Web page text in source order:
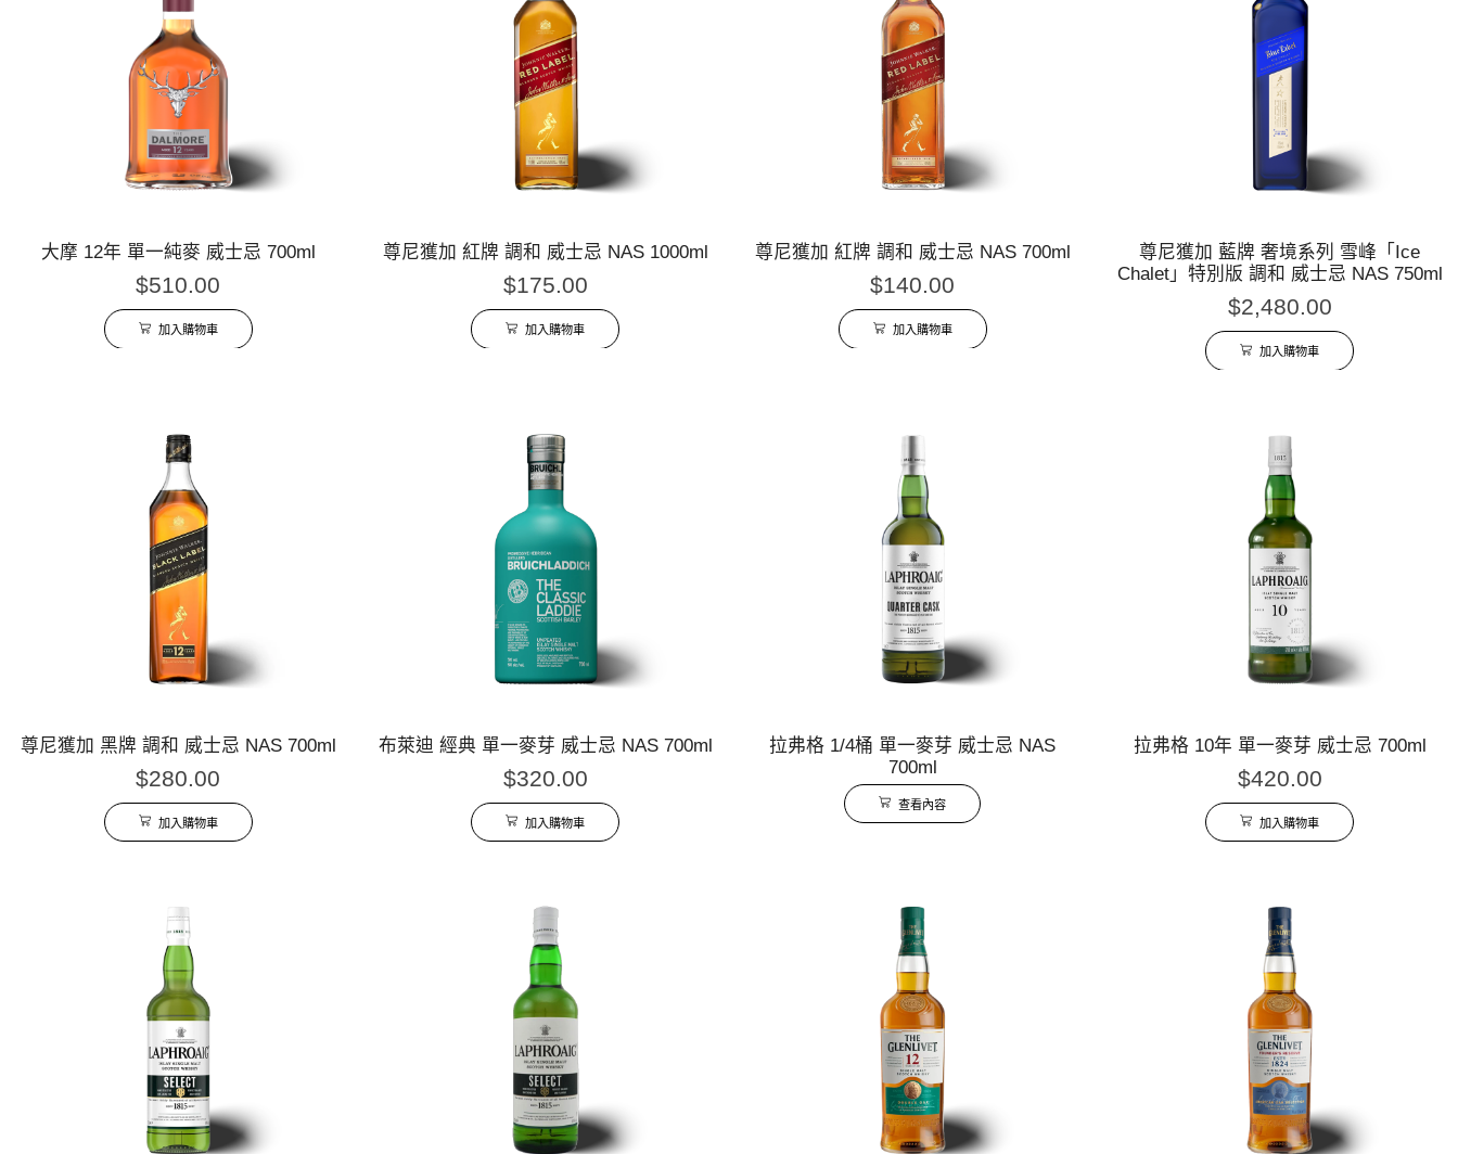
大摩 12年 單一純麥 威士忌 700ml
$510.00
加入購物車
尊尼獲加 紅牌 調和 威士忌 NAS 1000ml
$175.00
加入購物車
尊尼獲加 紅牌 調和 威士忌 NAS 700ml
$140.00
加入購物車
尊尼獲加 藍牌 奢境系列 雪峰「Ice
Chalet」特別版 調和 威士忌 NAS 750ml
$2,480.00
加入購物車
尊尼獲加 黑牌 調和 威士忌 NAS 700ml
$280.00
加入購物車
布萊迪 經典 單一麥芽 威士忌 NAS 700ml
$320.00
加入購物車
拉弗格 1/4桶 單一麥芽 威士忌 NAS
700ml
查看內容
拉弗格 10年 單一麥芽 威士忌 700ml
$420.00
加入購物車